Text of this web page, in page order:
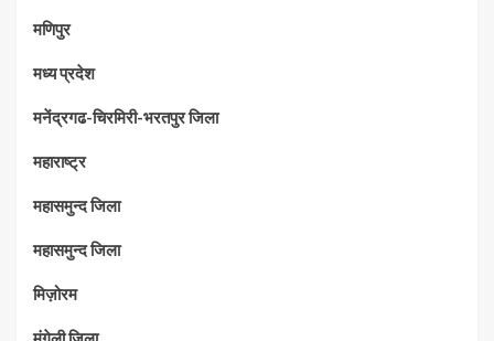
मणिपुर
मध्‍य प्रदेश
मनेंद्रगढ-चिरमिरी-भरतपुर जिला
महाराष्‍ट्र
महासमुन्द जिला
महासमुन्द जिला
मिज़ोरम